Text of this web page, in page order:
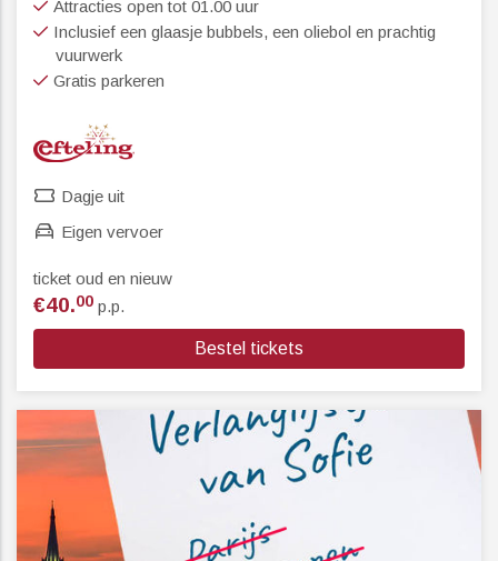
Attracties open tot 01.00 uur
Inclusief een glaasje bubbels, een oliebol en prachtig
vuurwerk
Gratis parkeren
Dagje uit
Eigen vervoer
ticket oud en nieuw
€40.00 p.p.
Bestel tickets